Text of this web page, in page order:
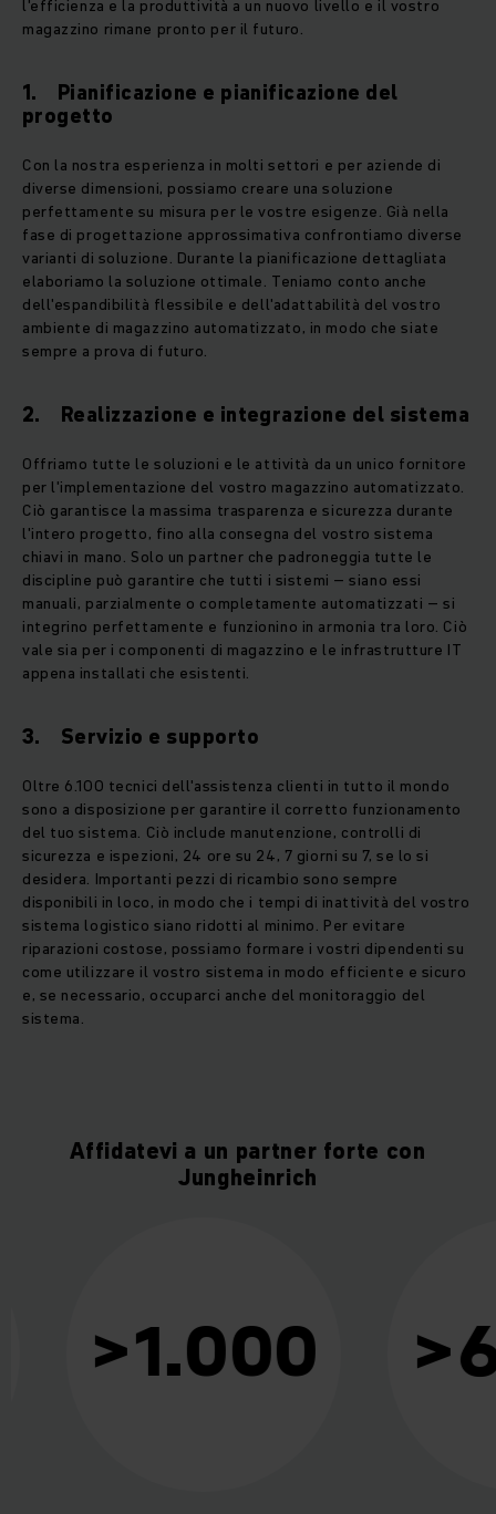
l'efficienza e la produttività a un nuovo livello e il vostro
magazzino rimane pronto per il futuro.
1. Pianificazione e pianificazione del
progetto
Con la nostra esperienza in molti settori e per aziende di
diverse dimensioni, possiamo creare una soluzione
perfettamente su misura per le vostre esigenze. Già nella
fase di progettazione approssimativa confrontiamo diverse
varianti di soluzione. Durante la pianificazione dettagliata
elaboriamo la soluzione ottimale. Teniamo conto anche
dell'espandibilità flessibile e dell'adattabilità del vostro
ambiente di magazzino automatizzato, in modo che siate
sempre a prova di futuro.
2. Realizzazione e integrazione del sistema
Offriamo tutte le soluzioni e le attività da un unico fornitore
per l'implementazione del vostro magazzino automatizzato.
Ciò garantisce la massima trasparenza e sicurezza durante
l'intero progetto, fino alla consegna del vostro sistema
chiavi in ​​mano. Solo un partner che padroneggia tutte le
discipline può garantire che tutti i sistemi – siano essi
manuali, parzialmente o completamente automatizzati – si
integrino perfettamente e funzionino in armonia tra loro. Ciò
vale sia per i componenti di magazzino e le infrastrutture IT
appena installati che esistenti.
3. Servizio e supporto
Oltre 6.100 tecnici dell'assistenza clienti in tutto il mondo
sono a disposizione per garantire il corretto funzionamento
del tuo sistema. Ciò include manutenzione, controlli di
sicurezza e ispezioni, 24 ore su 24, 7 giorni su 7, se lo si
desidera. Importanti pezzi di ricambio sono sempre
disponibili in loco, in modo che i tempi di inattività del vostro
sistema logistico siano ridotti al minimo. Per evitare
riparazioni costose, possiamo formare i vostri dipendenti su
come utilizzare il vostro sistema in modo efficiente e sicuro
e, se necessario, occuparci anche del monitoraggio del
sistema.
Affidatevi a un partner forte con
Jungheinrich
>1.000